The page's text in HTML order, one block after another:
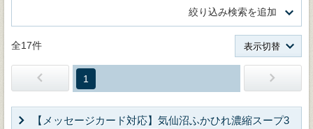
絞り込み検索を追加
全17件 表示切替
1
【メッセージカード対応】気仙沼ふかひれ濃縮スープ3